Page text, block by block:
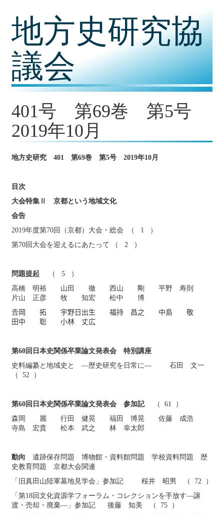
地方史研究協
議会
401号 第69巻 第5号
2019年10月
地方史研究 401 第69巻 第5号 2019年10月
目次
大会特集Ⅱ 京都という地域文化
会告
2019年度第70回（京都）大会・総会 （ 1 ）
第70回大会を迎えるにあたって （ 2 ）
問題提起 （ 5 ）
高橋 明裕 山田 徹 西山 剛 平野 寿則
片山 正彦 牧 知宏 松中 博
𠮷岡 拓 宇野日出生 福持 昌之 中島 敬
田中 聡 小林 丈広
第60回日本史関係卒業論文発表会 特別講座
史料編纂と地域史と ―歴史研究を日常に― 石田 文一
（ 52 ）
第60回日本史関係卒業論文発表会 参加記（ 61 ）
森岡 麗 行田 健晃 福田 博晃 佐藤 成浩
寺島 宏貴 松本 武之 林 幸太郎
動向 遺跡保存問題 博物館・資料館問題 学校資料問題 歴
史教育問題 京都大会関連
「旧真田山陸軍墓地見学会」参加記 桜井 昭男 （ 72 ）
「第18回文化資源学フォーラム・コレクションを手放す―譲
渡・売却・廃棄―」参加記 後藤 知美 （ 75 ）